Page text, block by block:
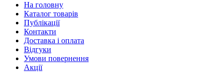
На головну
Каталог товарів
Публікації
Контакти
Доставка і оплата
Відгуки
Умови повернення
Акції